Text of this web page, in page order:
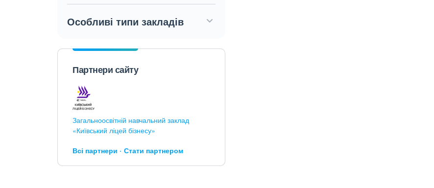
Особливі типи закладів
Партнери сайту
Загальноосвітній навчальний заклад
«Київський ліцей бізнесу»
Всі партнери Стати партнером